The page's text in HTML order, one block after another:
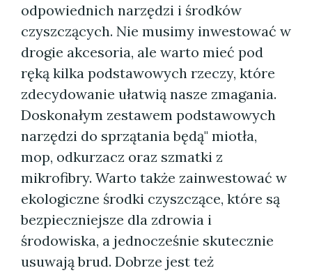
odpowiednich narzędzi i środków
czyszczących. Nie musimy inwestować w
drogie akcesoria, ale warto mieć pod
ręką kilka podstawowych rzeczy, które
zdecydowanie ułatwią nasze zmagania.
Doskonałym zestawem podstawowych
narzędzi do sprzątania będą" miotła,
mop, odkurzacz oraz szmatki z
mikrofibry. Warto także zainwestować w
ekologiczne środki czyszczące, które są
bezpieczniejsze dla zdrowia i
środowiska, a jednocześnie skutecznie
usuwają brud. Dobrze jest też